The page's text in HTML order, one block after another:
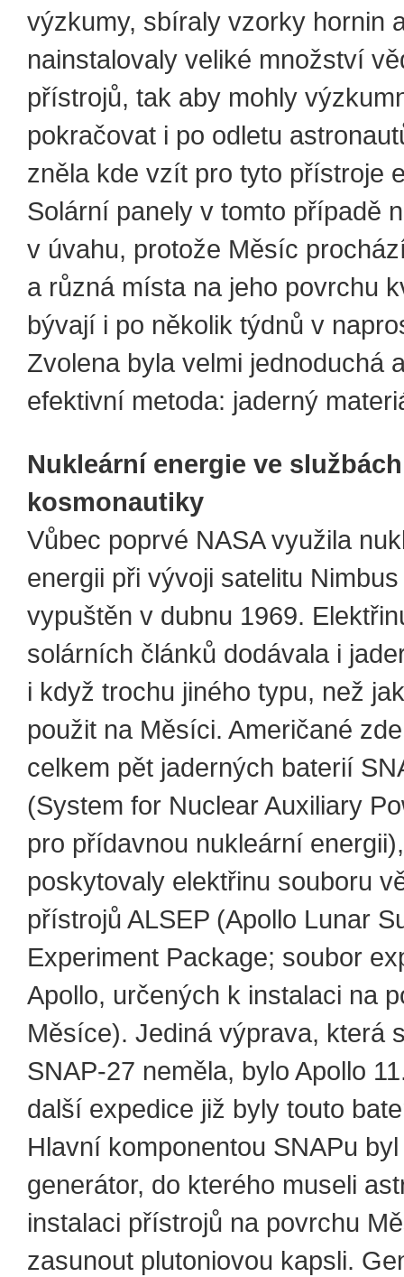
výzkumy, sbíraly vzorky hornin
nainstalovaly veliké množství
přístrojů, tak aby mohly
pokračovat i po odletu
zněla kde vzít pro tyto přístroje
Solární panely v tomto případě
v úvahu, protože Měsíc
a různá místa na jeho povrchu
bývají i po několik týdnů v
Zvolena byla velmi jednoduchá
efektivní metoda: jaderný
Nukleární energie ve službách
kosmonautiky
Vůbec poprvé NASA využila
energii při vývoji satelitu
vypuštěn v dubnu 1969.
solárních článků dodávala i
i když trochu jiného typu, než
použit na Měsíci. Američané
celkem pět jaderných baterií
(System for Nuclear Auxiliary
pro přídavnou nukleární
poskytovaly elektřinu souboru
přístrojů ALSEP (Apollo Lunar
Experiment Package; soubor
Apollo, určených k instalaci na
Měsíce). Jediná výprava, která
SNAP-27 neměla, bylo Apollo
další expedice již byly touto
Hlavní komponentou SNAPu
generátor, do kterého museli
instalaci přístrojů na povrchu
zasunout plutoniovou kapsli.